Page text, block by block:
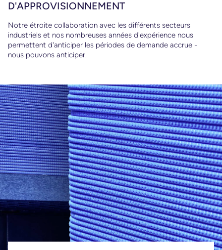
D'APPROVISIONNEMENT
Notre étroite collaboration avec les différents secteurs
industriels et nos nombreuses années d'expérience nous
permettent d'anticiper les périodes de demande accrue -
nous pouvons anticiper.